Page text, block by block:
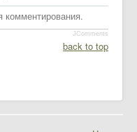
комментирования.
JComments
back to top